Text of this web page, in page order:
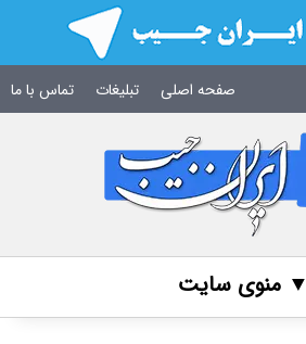
صفحه اصلی تبلیغات تماس با ما
▼ منوی سایت